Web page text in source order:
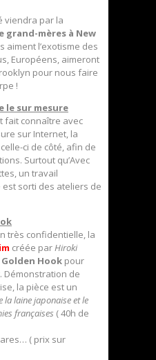
viendra par la
grand-mères à New
aiment l’exotisme des
Européens, aimeront
pour nous faire
!
le sur mesure
fait connaître avec
sur Internet, la
ci de côté, afin de
Surtout qu’Avec
un travail
sorti des ateliers de
très confidentielle, la
créée parHiroki
Golden Hook pour
Démonstration de
la pièce est un
la laine japonaise et le
françaises ( 40h de
( prix sur